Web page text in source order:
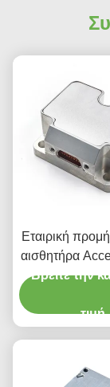
Εταιρική
αισθητήρα
Stim300
Βρείτε την
τιμή